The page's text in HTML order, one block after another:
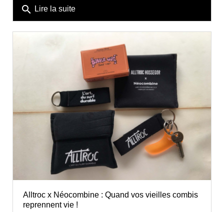
search Lire la suite
Alltroc x Néocombine : Quand vos vieilles combis
reprennent vie !